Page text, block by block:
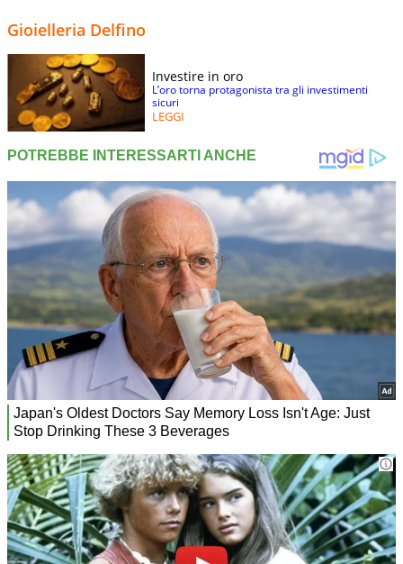
Gioielleria Delfino
Investire in oro
L’oro torna protagonista tra gli investimenti
sicuri
LEGGI